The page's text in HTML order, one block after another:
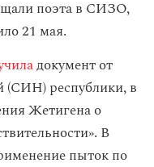
поэта в СИЗО,
21 мая.
документ от
(СИН) республики, в
Жетигена о
В
пыток по